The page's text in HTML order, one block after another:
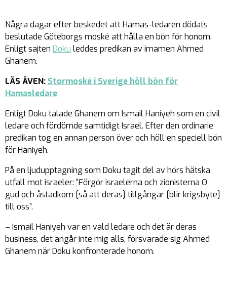
Några dagar efter beskedet att Hamas-ledaren dödats
beslutade Göteborgs moské att hålla en bön för honom.
Enligt sajten Doku leddes predikan av imamen Ahmed
Ghanem.
LÄS ÄVEN: Stormoské i Sverige höll bön för
Hamasledare
Enligt Doku talade Ghanem om Ismail Haniyeh som en civil
ledare och fördömde samtidigt Israel. Efter den ordinarie
predikan tog en annan person över och höll en speciell bön
för Haniyeh.
På en ljudupptagning som Doku tagit del av hörs hätska
utfall mot israeler: ”Förgör israelerna och zionisterna O
gud och åstadkom [så att deras] tillgångar [blir krigsbyte]
till oss”.
– Ismail Haniyeh var en vald ledare och det är deras
business, det angår inte mig alls, försvarade sig Ahmed
Ghanem när Doku konfronterade honom.